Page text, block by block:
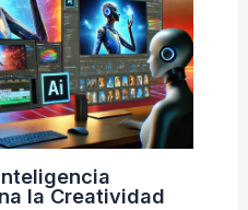
la Creatividad